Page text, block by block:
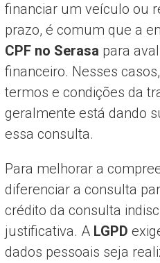
financiar um veículo ou
prazo, é comum que a
CPF no Serasa para
financeiro. Nesses
termos e condições da
geralmente está dando
essa consulta.
Para melhorar a
diferenciar a consulta
crédito da consulta
justificativa. A LGPD
dados pessoais seja